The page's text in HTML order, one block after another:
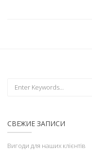
СВЕЖИЕ ЗАПИСИ
Вигоди для наших клієнтів